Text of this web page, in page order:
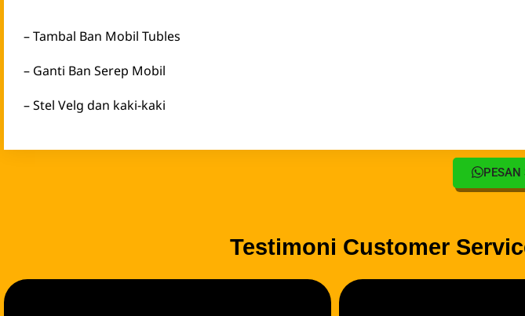
– Tambal Ban Mobil Tubles
– Ganti Ban Serep Mobil
– Stel Velg dan kaki-kaki
PESAN
Testimoni Customer